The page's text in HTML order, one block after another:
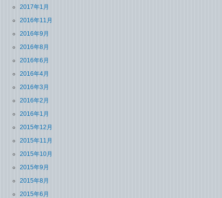
2017年1月
2016年11月
2016年9月
2016年8月
2016年6月
2016年4月
2016年3月
2016年2月
2016年1月
2015年12月
2015年11月
2015年10月
2015年9月
2015年8月
2015年6月